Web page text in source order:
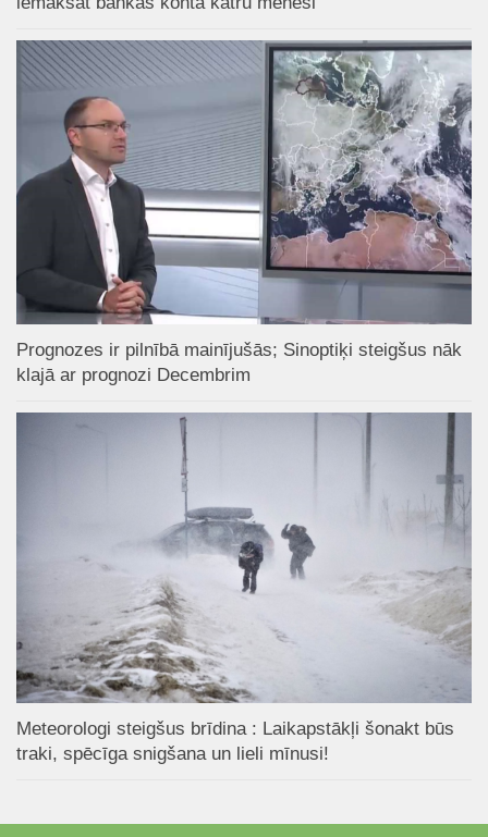
Prognozes ir pilnībā mainījušās; Sinoptiķi steigšus nāk
klajā ar prognozi Decembrim
Meteorologi steigšus brīdina : Laikapstākļi šonakt būs
traki, spēcīga snigšana un lieli mīnusi!